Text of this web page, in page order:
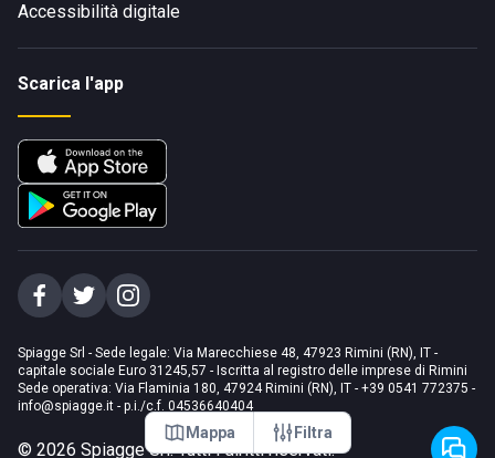
Mappa Filtra
Accessibilità digitale
Scarica l'app
Spiagge Srl - Sede legale: Via Marecchiese 48, 47923 Rimini (RN), IT -
capitale sociale Euro 31245,57 - Iscritta al registro delle imprese di Rimini
Sede operativa: Via Flaminia 180, 47924 Rimini (RN), IT - +39 0541 772375 -
info@spiagge.it - p.i./c.f. 04536640404
© 2026 Spiagge Srl. Tutti i diritti riservati.